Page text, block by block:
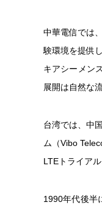
中華電信では
験環境を提供
キアシーメン
展開は自然な
台湾では、中
ム（Vibo
LTEトライア
1990年代後半